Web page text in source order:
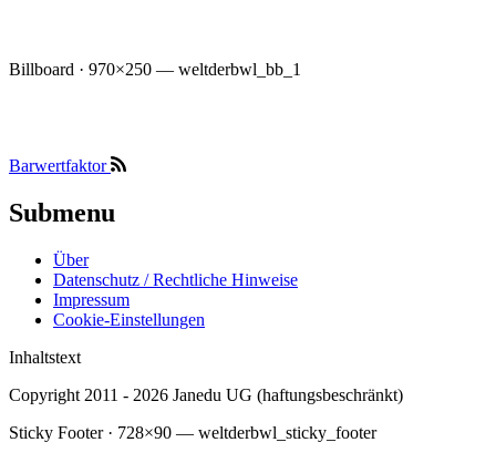
Billboard · 970×250 — weltderbwl_bb_1
Barwertfaktor
Submenu
Über
Datenschutz / Rechtliche Hinweise
Impressum
Cookie-Einstellungen
Inhaltstext
Copyright 2011 - 2026 Janedu UG (haftungsbeschränkt)
Sticky Footer · 728×90 — weltderbwl_sticky_footer